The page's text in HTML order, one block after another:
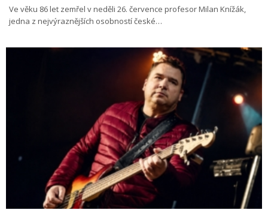
Ve věku 86 let zemřel v neděli 26. července profesor Milan Knížák,
jedna z nejvýraznějších osobností české…